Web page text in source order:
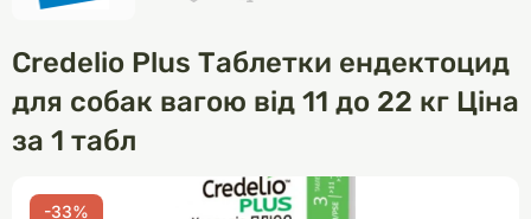
+38 (068) 479 28
76
Credelio Plus Таблетки ендектоцид
для собак вагою від 11 до 22 кг Ціна
за 1 табл
-33%